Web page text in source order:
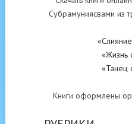
Субрамуниясвами из
«Жизнь
«Танец
Книги оформлены